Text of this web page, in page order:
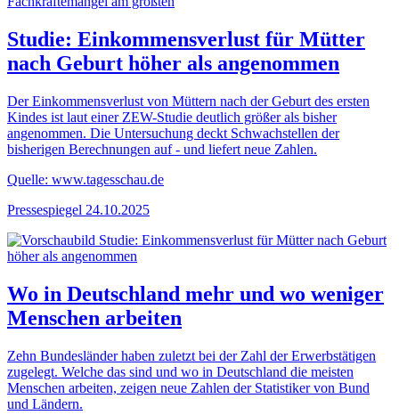
Studie: Einkommensverlust für Mütter
nach Geburt höher als angenommen
Der Einkommensverlust von Müttern nach der Geburt des ersten
Kindes ist laut einer ZEW-Studie deutlich größer als bisher
angenommen. Die Untersuchung deckt Schwachstellen der
bisherigen Berechnungen auf - und liefert neue Zahlen.
Quelle: www.tagesschau.de
Pressespiegel 24.10.2025
Wo in Deutschland mehr und wo weniger
Menschen arbeiten
Zehn Bundesländer haben zuletzt bei der Zahl der Erwerbstätigen
zugelegt. Welche das sind und wo in Deutschland die meisten
Menschen arbeiten, zeigen neue Zahlen der Statistiker von Bund
und Ländern.